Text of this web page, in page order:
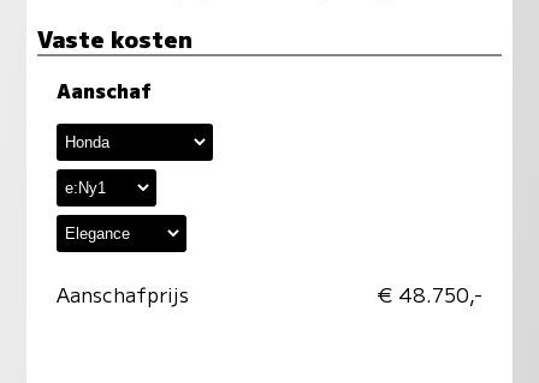
Vaste kosten
Aanschaf
Aanschafprijs € 48.750,-